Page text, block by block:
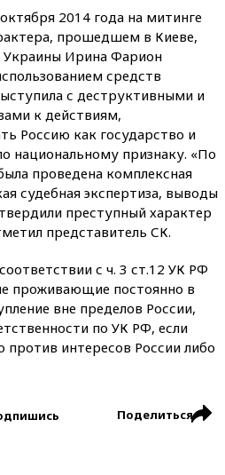
2014 года на митинге
прошедшем в Киеве,
Украины Ирина Фарион
средств
с деструктивными и
к действиям,
Россию как государство и
национальному признаку. «По
проведена комплексная
судебная экспертиза, выводы
преступный характер
представитель СК.
с ч. 3 ст.12 УК РФ
проживающие постоянно в
вне пределов России,
по УК РФ, если
против интересов России либо
Поделиться